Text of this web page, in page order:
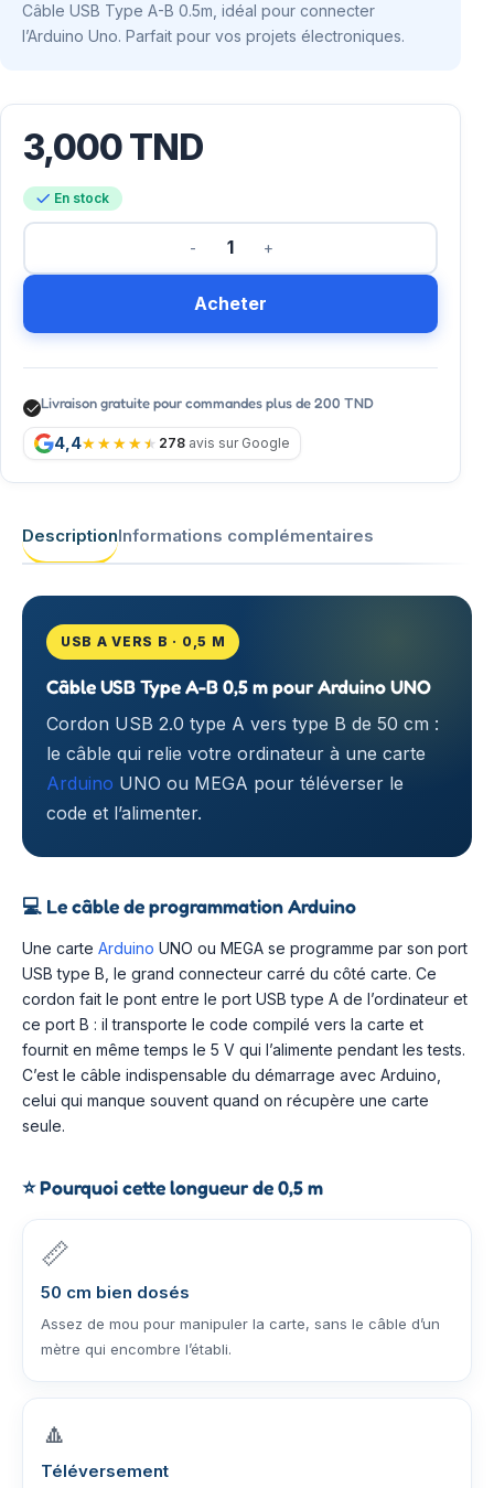
Câble USB Type A-B 0.5m, idéal pour connecter
l’Arduino Uno. Parfait pour vos projets électroniques.
3,000TND
En stock
Acheter
Livraison gratuite pour commandes plus de 200 TND
4,4 278 avis sur Google
DescriptionInformations complémentaires
USB A VERS B · 0,5 M
Câble USB Type A-B 0,5 m pour Arduino UNO
Cordon USB 2.0 type A vers type B de 50 cm :
le câble qui relie votre ordinateur à une carte
Arduino UNO ou MEGA pour téléverser le
code et l’alimenter.
💻 Le câble de programmation Arduino
Une carte Arduino UNO ou MEGA se programme par son port
USB type B, le grand connecteur carré du côté carte. Ce
cordon fait le pont entre le port USB type A de l’ordinateur et
ce port B : il transporte le code compilé vers la carte et
fournit en même temps le 5 V qui l’alimente pendant les tests.
C’est le câble indispensable du démarrage avec Arduino,
celui qui manque souvent quand on récupère une carte
seule.
⭐Pourquoi cette longueur de 0,5 m
📏
50 cm bien dosés
Assez de mou pour manipuler la carte, sans le câble d’un
mètre qui encombre l’établi.
🔼
Téléversement